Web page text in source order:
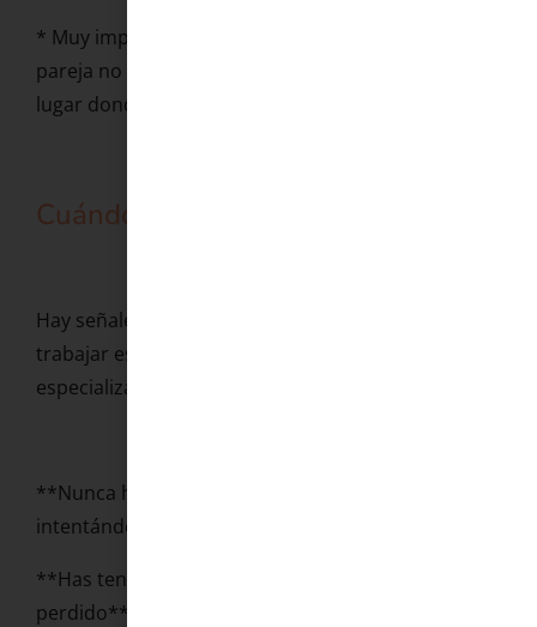
* Muy importante en este punto revisar que tu
pareja no dificulte tu visión de ti o estés en un
lugar donde no se te valora.
Cuándo pedir ayuda profesional
Hay señales concretas que indican que sería útil
trabajar este tema con una psicóloga
especializada:
**Nunca has tenido un orgasmo** y llevas años
intentándolo sin éxito y sin causa biológica.
**Has tenido orgasmos antes pero los has
perdido** —por estrés, por una relación difícil, por